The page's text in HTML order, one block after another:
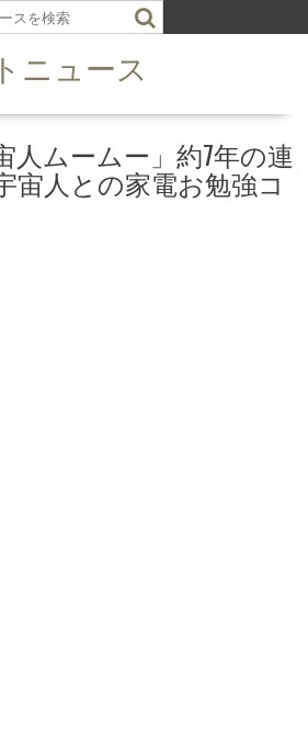
ニュース
人ムームー」約7年の連
人との家電お勉強コ